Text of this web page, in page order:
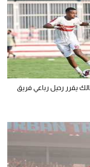
يقرر رحيل رباعي فريق